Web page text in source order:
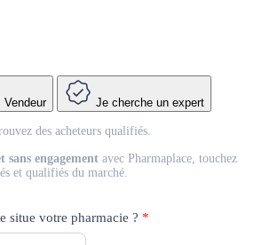
Vendeur Je cherche un expert
des acheteurs qualifiés.
engagement avec Pharmaplace, touchez
et qualifiés du marché.
situe votre pharmacie ? *